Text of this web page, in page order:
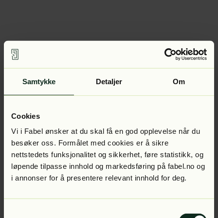
Samtykke Detaljer Om
Cookies
Vi i Fabel ønsker at du skal få en god opplevelse når du
besøker oss. Formålet med cookies er å sikre
nettstedets funksjonalitet og sikkerhet, føre statistikk, og
løpende tilpasse innhold og markedsføring på fabel.no og
i annonser for å presentere relevant innhold for deg.